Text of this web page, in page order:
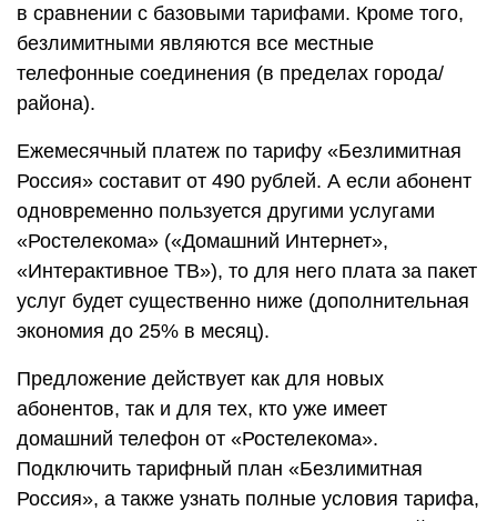
в сравнении с базовыми тарифами. Кроме того,
безлимитными являются все местные
телефонные соединения (в пределах города/
района).
Ежемесячный платеж по тарифу «Безлимитная
Россия» составит от 490 рублей. А если абонент
одновременно пользуется другими услугами
«Ростелекома» («Домашний Интернет»,
«Интерактивное ТВ»), то для него плата за пакет
услуг будет существенно ниже (дополнительная
экономия до 25% в месяц).
Предложение действует как для новых
абонентов, так и для тех, кто уже имеет
домашний телефон от «Ростелекома».
Подключить тарифный план «Безлимитная
Россия», а также узнать полные условия тарифа,